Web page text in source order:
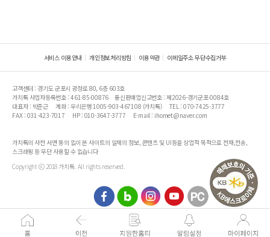
서비스 이용안내 개인정보처리방침 이용약관 이메일주소 무단수집거부
고객센터 : 경기도 군포시 광정로 80, 6층 603호
가치톡 사업자등록번호 : 461-85-00876
통신판매업신고번호 : 제2026-경기군포-0084호
대표자 : 박준근
계좌 : 우리은행 1005-903-467108 (가치톡)
TEL : 070-7425-3777
FAX : 031-423-7017
HP : 010-3647-3777 E-mail : ihomet@naver.com
가치톡의 사전 서면 동의 없이 본 사이트의 일체의 정보, 콘텐츠 및 UI등을 상업적 목적으로 전재,전송,
스크래핑 등 무단 사용할 수 없습니다
Copyright ⓒ 2018 가치톡. All rights reserved.